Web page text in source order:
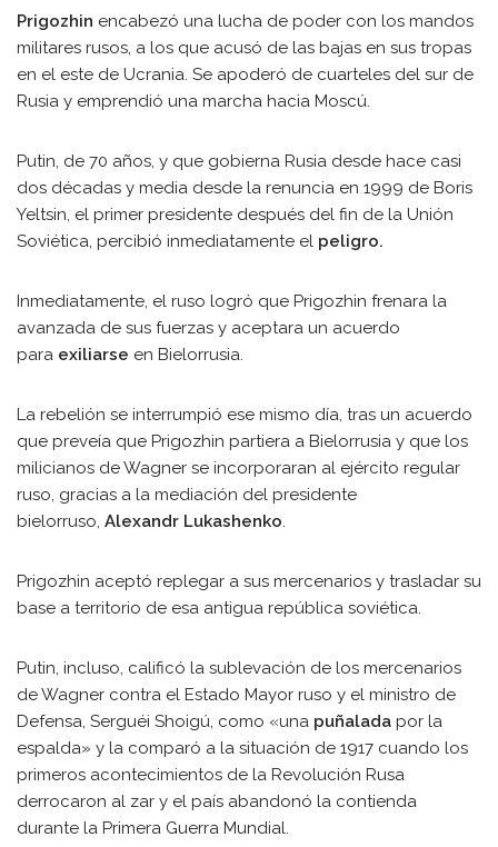
Prigozhin encabezó una lucha de poder con los mandos
militares rusos, a los que acusó de las bajas en sus tropas
en el este de Ucrania. Se apoderó de cuarteles del sur de
Rusia y emprendió una marcha hacia Moscú.
Putin, de 70 años, y que gobierna Rusia desde hace casi
dos décadas y media desde la renuncia en 1999 de Boris
Yeltsin, el primer presidente después del fin de la Unión
Soviética, percibió inmediatamente el peligro.
Inmediatamente, el ruso logró que Prigozhin frenara la
avanzada de sus fuerzas y aceptara un acuerdo
para exiliarse en Bielorrusia.
La rebelión se interrumpió ese mismo día, tras un acuerdo
que preveía que Prigozhin partiera a Bielorrusia y que los
milicianos de Wagner se incorporaran al ejército regular
ruso, gracias a la mediación del presidente
bielorruso, Alexandr Lukashenko.
Prigozhin aceptó replegar a sus mercenarios y trasladar su
base a territorio de esa antigua república soviética.
Putin, incluso, calificó la sublevación de los mercenarios
de Wagner contra el Estado Mayor ruso y el ministro de
Defensa, Serguéi Shoigú, como «una puñalada por la
espalda» y la comparó a la situación de 1917 cuando los
primeros acontecimientos de la Revolución Rusa
derrocaron al zar y el país abandonó la contienda
durante la Primera Guerra Mundial.